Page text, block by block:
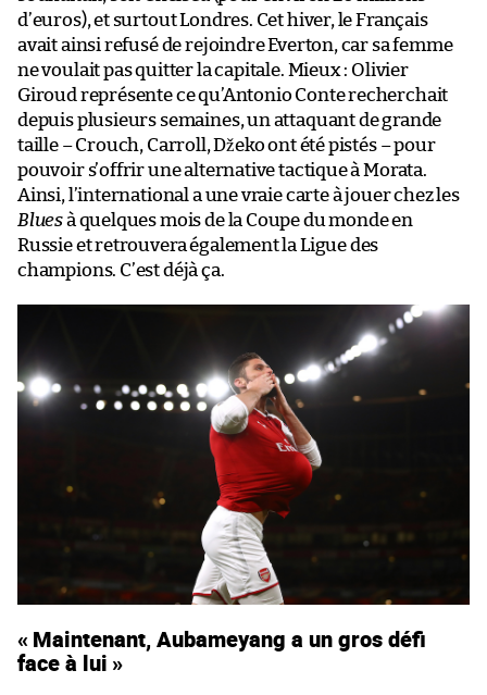
d’euros), et surtout Londres. Cet hiver, le Français
avait ainsi refusé de rejoindre Everton, car sa femme
ne voulait pas quitter la capitale. Mieux : Olivier
Giroud représente ce qu’Antonio Conte recherchait
depuis plusieurs semaines, un attaquant de grande
taille – Crouch, Carroll, Džeko ont été pistés – pour
pouvoir s’offrir une alternative tactique à Morata.
Ainsi, l’international a une vraie carte à jouer chez les
Bluesà quelques mois de la Coupe du monde en
Russie et retrouvera également la Ligue des
champions. C’est déjà ça.
« Maintenant, Aubameyang a un gros défi
face à lui »